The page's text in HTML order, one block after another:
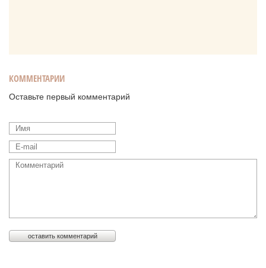
КОММЕНТАРИИ
Оставьте первый комментарий